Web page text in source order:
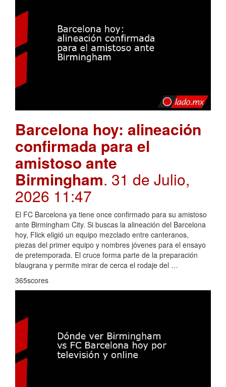
Barcelona hoy: alineación
confirmada para el
amistoso ante
Birmingham. 31 de Julio,
2026 11:47
El FC Barcelona ya tiene once confirmado para su amistoso
ante Birmingham City. Si buscas la alineación del Barcelona
hoy, Flick eligió un equipo mezclado entre canteranos,
piezas del primer equipo y nombres jóvenes para el ensayo
de pretemporada. El cruce forma parte de la preparación
blaugrana y permite mirar de cerca el rodaje del …
365scores